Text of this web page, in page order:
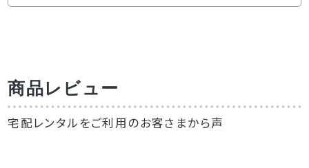
商品レビュー
宅配レンタルをご利用のお客さまから声